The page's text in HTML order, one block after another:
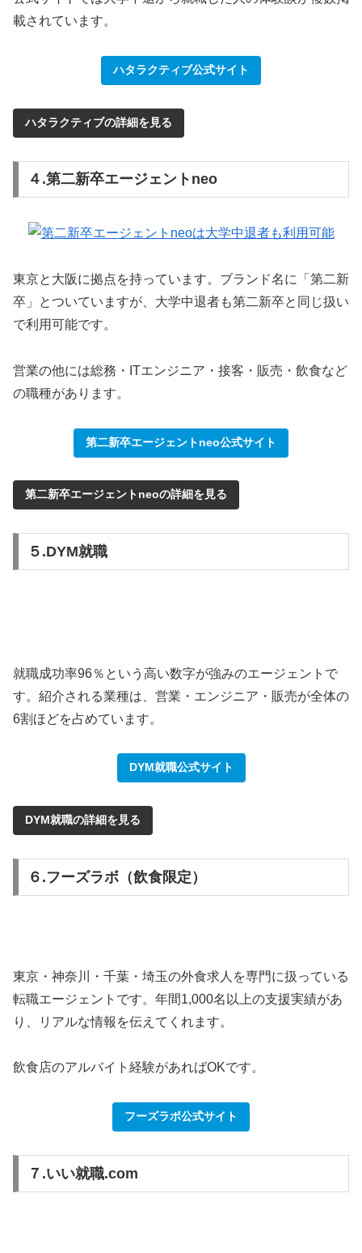
載されています。
ハタラクティブ公式サイト
ハタラクティブの詳細を見る
４.第二新卒エージェントneo
東京と大阪に拠点を持っています。ブランド名に「第二新
卒」とついていますが、大学中退者も第二新卒と同じ扱い
で利用可能です。
営業の他には総務・ITエンジニア・接客・販売・飲食など
の職種があります。
第二新卒エージェントneo公式サイト
第二新卒エージェントneoの詳細を見る
５.DYM就職
就職成功率96％という高い数字が強みのエージェントで
す。紹介される業種は、営業・エンジニア・販売が全体の
6割ほどを占めています。
DYM就職公式サイト
DYM就職の詳細を見る
６.フーズラボ（飲食限定）
東京・神奈川・千葉・埼玉の外食求人を専門に扱っている
転職エージェントです。年間1,000名以上の支援実績があ
り、リアルな情報を伝えてくれます。
飲食店のアルバイト経験があればOKです。
フーズラボ公式サイト
７.いい就職.com